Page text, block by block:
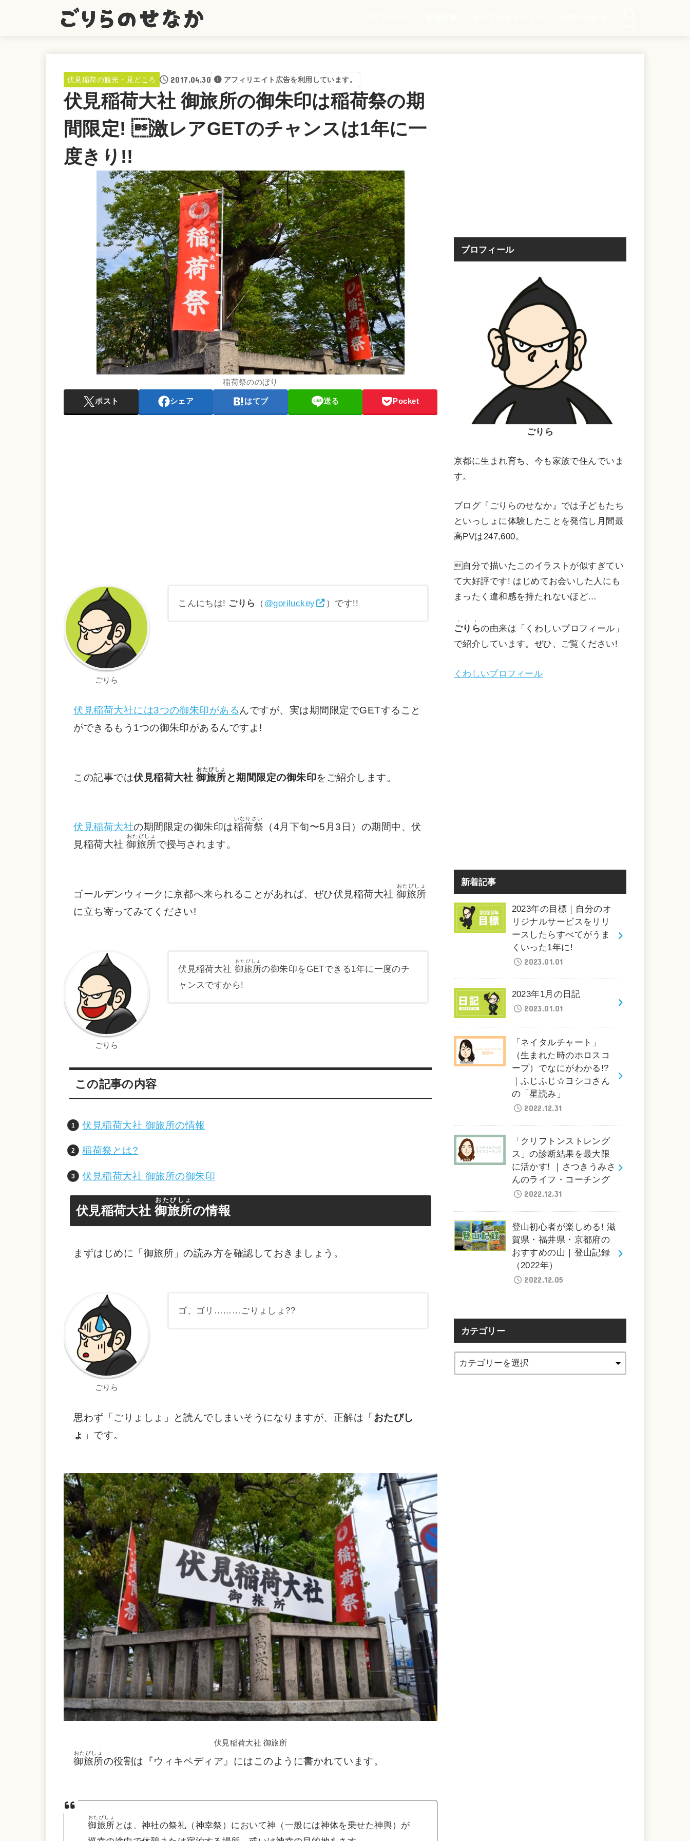
伏見稲荷の観光・見どころ 2017.04.30 アフィリエイト広告を利用しています。
伏見稲荷大社 御旅所の御朱印は稲荷祭の期
間限定! 激レアGETのチャンスは1年に一
度きり!!
稲荷祭ののぼり
ポスト シェア はてブ 送る Pocket
ごりら
こんにちは! ごりら （ @goriluckey ）です!!
伏見稲荷大社には3つの御朱印があるんですが、実は期間限定でGETすること
ができるもう1つの御朱印があるんですよ!
この記事では伏見稲荷大社御旅所
おたびしょ
と期間限定の御朱印をご紹介します。
伏見稲荷大社の期間限定の御朱印は稲荷祭
いなりさい
（4月下旬〜5月3日）の期間中、伏
見稲荷大社御旅所
おたびしょ
で授与されます。
ゴールデンウィークに京都へ来られることがあれば、ぜひ伏見稲荷大社御旅所
おたびしょ
に立ち寄ってみてください!
ごりら
伏見稲荷大社御旅所
おたびしょ
の御朱印をGETできる1年に一度のチ
ャンス ですから!
この記事の内容
伏見稲荷大社 御旅所の情報
稲荷祭とは?
伏見稲荷大社 御旅所の御朱印
伏見稲荷大社御旅所
おたびしょ
の情報
まずはじめに「御旅所」の読み方を確認しておきましょう。
ごりら
ゴ、ゴリ………ごりょしょ??
思わず「ごりょしょ」と読んでしまいそうになりますが、正解は「おたびし
ょ 」です。
伏見稲荷大社 御旅所
御旅所
おたびしょ
の役割は『ウィキペディア』にはこのように書かれています。
御旅所
おたびしょ
とは、神社の祭礼（神幸祭）において神（一般には神体を乗せた神輿）が
プロフィール
ごりら
京都に生まれ育ち、今も家族で住んでいま
す。
ブログ『ごりらのせなか』では子どもたち
といっしょに体験したことを発信し月間最
高PVは247,600。
自分で描いたこのイラストが似すぎてい
て大好評です! はじめてお会いした人にも
まったく違和感を持たれないほど…
ごりら
・・・
の由来は「くわしいプロフィール」
で紹介しています。ぜひ、ご覧ください!
くわしいプロフィール
新着記事
2023年の目標｜自分のオ
リジナルサービスをリリ
ースしたらすべてがうま
くいった1年に!
2023.01.01
2023年1月の日記
2023.01.01
「ネイタルチャート」
（生まれた時のホロスコ
ープ）でなにがわかる!?
｜ふじふじ☆ヨシコさん
の「星読み」
2022.12.31
「クリフトンストレング
ス」の診断結果を最大限
に活かす! ｜さつきうみさ
んのライフ・コーチング
2022.12.31
登山初心者が楽しめる! 滋
賀県・福井県・京都府の
おすすめの山｜登山記録
（2022年）
2022.12.05
カテゴリー